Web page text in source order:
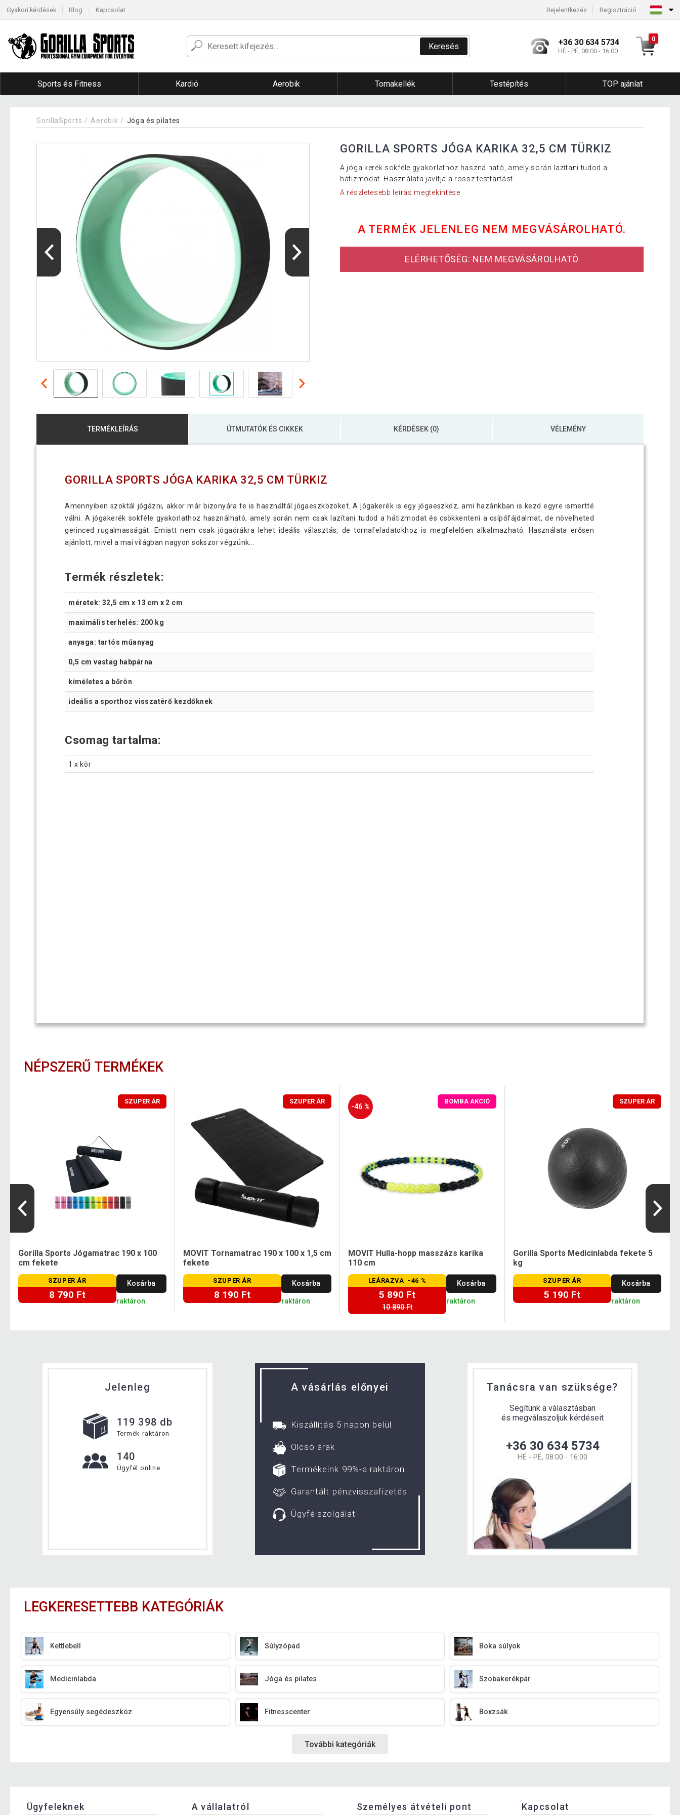
Gyakori kérdések Blog Kapcsolat Bejelentkezés Regisztráció
Keresés +36 30 634 5734
HÉ - PÉ, 08:00 - 16:00
0
Sports és Fitness Kardió Aerobik Tornakellék Testépítés TOP ajánlat
GorillaSports Aerobik Jóga és pilates
GORILLA SPORTS JÓGA KARIKA 32,5 CM TÜRKIZ
A jóga kerék sokféle gyakorlathoz használható, amely során lazítani tudod a
hátizmodat. Használata javítja a rossz testtartást.
A részletesebb leírás megtekintése
A TERMÉK JELENLEG NEM MEGVÁSÁROLHATÓ.
ELÉRHETŐSÉG: NEM MEGVÁSÁROLHATÓ
TERMÉKLEÍRÁS ÚTMUTATÓK ÉS CIKKEK KÉRDÉSEK (0) VÉLEMÉNY
GORILLA SPORTS JÓGA KARIKA 32,5 CM TÜRKIZ
Amennyiben szoktál jógázni, akkor már bizonyára te is használtál jógaeszközöket. A jógakerék is egy jógaeszköz, ami hazánkban is kezd egyre ismertté
válni. A jógakerék sokféle gyakorlathoz használható, amely során nem csak lazítani tudod a hátizmodat és csökkenteni a csípőfájdalmat, de növelheted
gerinced rugalmasságát. Emiatt nem csak jógaórákra lehet ideális választás, de tornafeladatokhoz is megfelelően alkalmazható. Használata erősen
ajánlott, mivel a mai világban nagyon sokszor végzünk...
Termék részletek:
méretek: 32,5 cm x 13 cm x 2 cm
maximális terhelés: 200 kg
anyaga: tartós műanyag
0,5 cm vastag habpárna
kíméletes a bőrön
ideális a sporthoz visszatérő kezdőknek
Csomag tartalma:
1 x kör
NÉPSZERŰ TERMÉKEK
SZUPER ÁR
Gorilla Sports Jógamatrac 190 x 100
cm fekete
SZUPER ÁR
8 790 Ft
Kosárba
raktáron
SZUPER ÁR
MOVIT Tornamatrac 190 x 100 x 1,5 cm
fekete
SZUPER ÁR
8 190 Ft
Kosárba
raktáron
-46 %
BOMBA AKCIÓ
MOVIT Hulla-hopp masszázs karika
110 cm
LEÁRAZVA -46 %
5 890 Ft
10 890 Ft
Kosárba
raktáron
SZUPER ÁR
Gorilla Sports Medicinlabda fekete 5
kg
SZUPER ÁR
5 190 Ft
Kosárba
raktáron
Jelenleg
119 398 db
Termék raktáron
140
Ügyfél online
A vásárlás előnyei
Kiszállítás 5 napon belül
Olcsó árak
Termékeink 99%-a raktáron
Garantált pénzvisszafizetés
Ügyfélszolgálat
Tanácsra van szüksége?
Segítünk a választásban
és megválaszoljuk kérdéseit
+36 30 634 5734
HÉ - PÉ, 08:00 - 16:00
LEGKERESETTEBB KATEGÓRIÁK
Kettlebell Súlyzópad Boka súlyok
Medicinlabda Jóga és pilates Szobakerékpár
Egyensúly segédeszköz Fitnesscenter Boxzsák
További kategóriák
Ügyfeleknek A vállalatról Személyes átvételi pont Kapcsolat